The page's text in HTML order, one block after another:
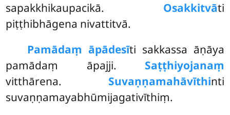
sapakkhikaupacikā. Osakkitvāti
piṭṭhibhāgena nivattitvā.
Pamādaṃ āpādesīti sakkassa āṇāya
pamādaṃ āpajji. Saṭṭhiyojanaṃ
vitthārena. Suvaṇṇamahāvīthinti
suvaṇṇamayabhūmijagativīthiṃ.